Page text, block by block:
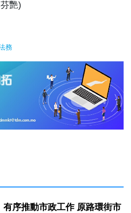
艷)
務
有序推動市政工作 原路環街市